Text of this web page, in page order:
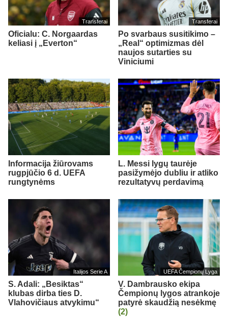
Transferai
Oficialu: C. Norgaardas
keliasi į „Everton“
Transferai
Po svarbaus susitikimo –
„Real“ optimizmas dėl
naujos sutarties su
Viniciumi
Informacija žiūrovams
rugpjūčio 6 d. UEFA
rungtynėms
L. Messi lygų taurėje
pasižymėjo dubliu ir atliko
rezultatyvų perdavimą
Italijos Serie A
S. Adali: „Besiktas“
klubas dirba ties D.
Vlahovičiaus atvykimu“
UEFA Čempionų Lyga
V. Dambrausko ekipa
Čempionų lygos atrankoje
patyrė skaudžią nesėkmę
(2)